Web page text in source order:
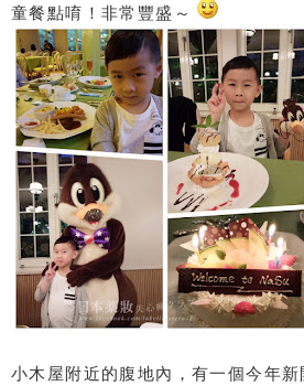
童餐點唷！非常豐盛～
小木屋附近的腹地內，有一個今年